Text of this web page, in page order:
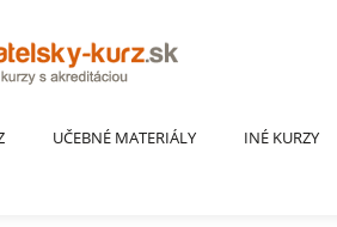
UČEBNÉ MATERIÁLY
INÉ KURZY